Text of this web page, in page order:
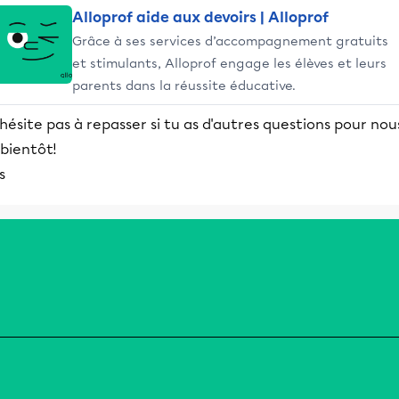
Alloprof aide aux devoirs | Alloprof
Grâce à ses services d’accompagnement gratuits
et stimulants, Alloprof engage les élèves et leurs
parents dans la réussite éducative.
pas à repasser si tu as d'autres questions pour